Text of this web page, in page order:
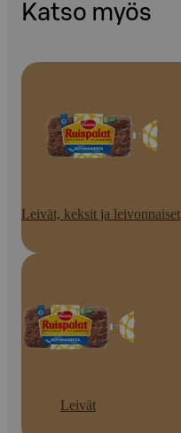
Katso myös
Leivät, keksit ja leivonnaiset
Leivät